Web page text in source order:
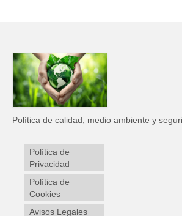
Política de calidad, medio ambiente y
Política de
Privacidad
Política de
Cookies
Avisos Legales